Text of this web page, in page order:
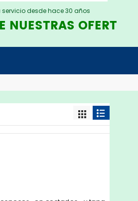
servicio desde hace 30 años
OFERTAS